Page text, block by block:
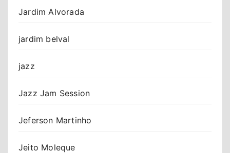
Jardim Alvorada
jardim belval
jazz
Jazz Jam Session
Jeferson Martinho
Jeito Moleque